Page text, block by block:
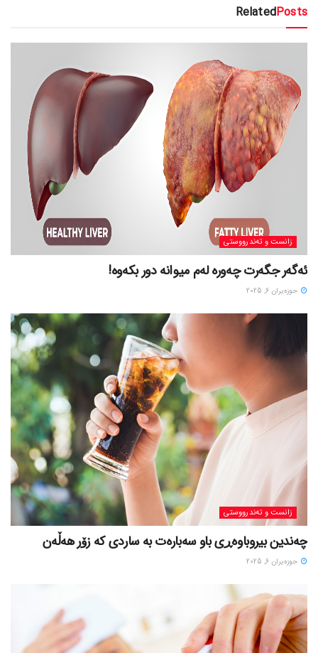
RelatedPosts
زانست و تەندرووستی
ئەگەر جگەرت چەورە لەم میوانە دور بکەوە!
حوزه‌یران 6, 2025
زانست و تەندرووستی
چەندین بیروباوەڕی باو سەبارەت بە ساردی کە زۆر هەڵەن
حوزه‌یران 6, 2025